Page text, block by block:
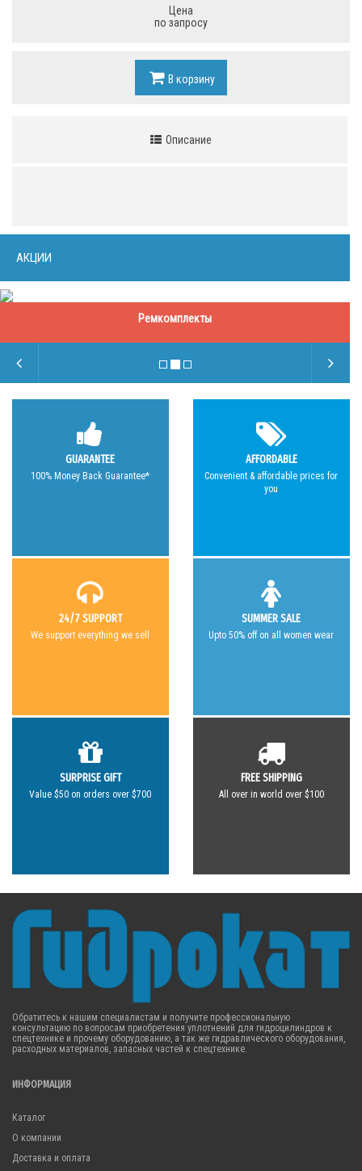
Цена
по запросу
В корзину
Описание
АКЦИИ
Ремкомплекты
GUARANTEE
100% Money Back Guarantee*
AFFORDABLE
Convenient & affordable prices for
you
24/7 SUPPORT
We support everything we sell
SUMMER SALE
Upto 50% off on all women wear
SURPRISE GIFT
Value $50 on orders over $700
FREE SHIPPING
All over in world over $100
Обратитесь к нашим специалистам и получите профессиональную
консультацию по вопросам приобретения уплотнений для гидроцилиндров к
спецтехнике и прочему оборудованию, а так же гидравлического оборудования,
расходных материалов, запасных частей к спецтехнике.
ИНФОРМАЦИЯ
Каталог
О компании
Доставка и оплата